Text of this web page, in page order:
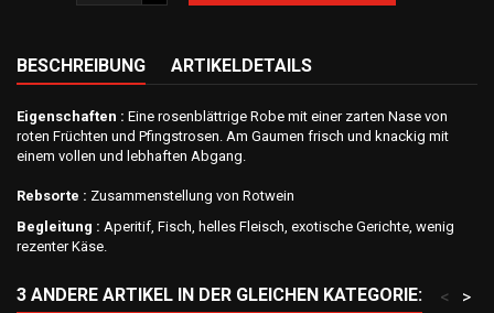
BESCHREIBUNG ARTIKELDETAILS
Eigenschaften : Eine rosenblättrige Robe mit einer zarten Nase von
roten Früchten und Pfingstrosen. Am Gaumen frisch und knackig mit
einem vollen und lebhaften Abgang.
Rebsorte : Zusammenstellung von Rotwein
Begleitung : Aperitif, Fisch, helles Fleisch, exotische Gerichte, wenig
rezenter Käse.
3 ANDERE ARTIKEL IN DER GLEICHEN KATEGORIE: >
<